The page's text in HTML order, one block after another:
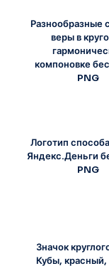
Разнообразные
веры в
компоновке
PNG
Логотип
Яндекс.Деньги
PNG
Значок
Кубы, красный,